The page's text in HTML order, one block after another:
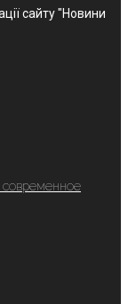
сайту "Новини